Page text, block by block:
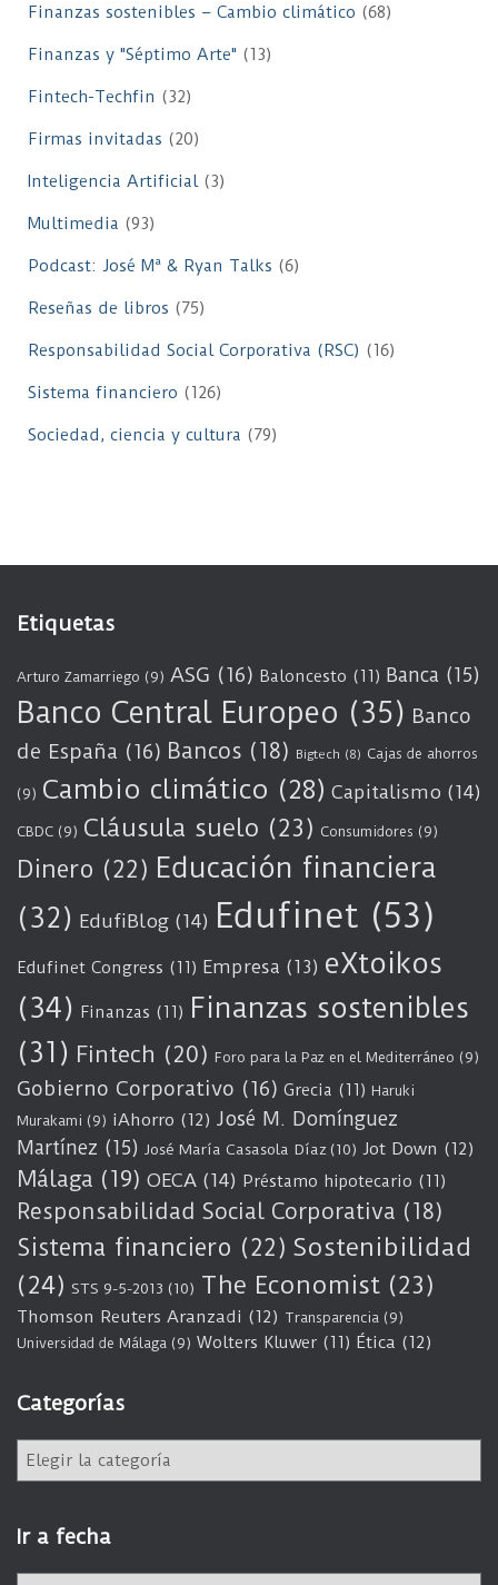
Finanzas sostenibles – Cambio climático (68)
Finanzas y "Séptimo Arte" (13)
Fintech-Techfin (32)
Firmas invitadas (20)
Inteligencia Artificial(3)
Multimedia (93)
Podcast: José Mª & Ryan Talks (6)
Reseñas de libros (75)
Responsabilidad Social Corporativa (RSC) (16)
Sistema financiero (126)
Sociedad, ciencia y cultura (79)
Etiquetas
Arturo Zamarriego (9) ASG (16) Baloncesto (11) Banca (15)
Banco Central Europeo (35) Banco
de España (16) Bancos (18) Bigtech (8) Cajas de ahorros
(9) Cambio climático (28) Capitalismo (14)
CBDC (9) Cláusula suelo (23) Consumidores (9)
Dinero (22) Educación financiera
(32) EdufiBlog (14) Edufinet (53)
Edufinet Congress (11) Empresa (13) eXtoikos
(34) Finanzas (11) Finanzas sostenibles
(31) Fintech (20) Foro para la Paz en el Mediterráneo (9)
Gobierno Corporativo (16) Grecia (11) Haruki
Murakami (9) iAhorro (12) José M. Domínguez
Martínez (15) José María Casasola Díaz (10) Jot Down (12)
Málaga (19) OECA (14) Préstamo hipotecario (11)
Responsabilidad Social Corporativa (18)
Sistema financiero (22) Sostenibilidad
(24) STS 9-5-2013 (10) The Economist (23)
Thomson Reuters Aranzadi (12) Transparencia (9)
Universidad de Málaga (9) Wolters Kluwer (11) Ética (12)
Categorías
e
g
o
Ir a fecha